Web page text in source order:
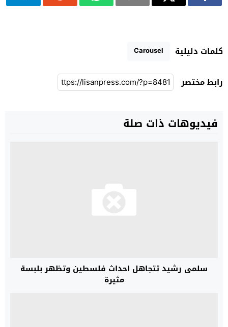
كلمات دليلية Carousel
رابط مختصر
فيديوهات ذات صلة
سلمى رشيد تتجاهل احداث فلسطين وتظهر بلبسة
مثيرة